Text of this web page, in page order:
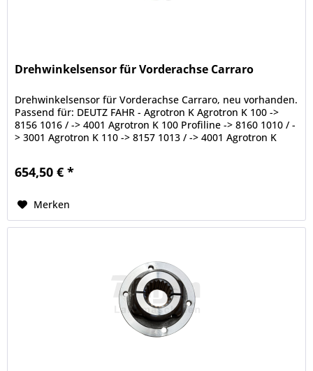
Drehwinkelsensor für Vorderachse Carraro
Drehwinkelsensor für Vorderachse Carraro, neu vorhanden.
Passend für: DEUTZ FAHR - Agrotron K Agrotron K 100 ->
8156 1016 / -> 4001 Agrotron K 100 Profiline -> 8160 1010 / -
> 3001 Agrotron K 110 -> 8157 1013 / -> 4001 Agrotron K
654,50 € *
Merken